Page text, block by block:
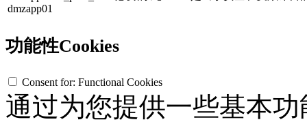
dmzapp01
功能性Cookies
Consent for: Functional Cookies
通过为您提供一些基本